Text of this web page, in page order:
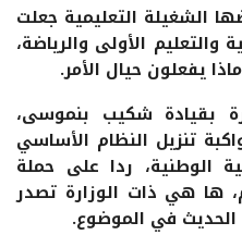
الشغيلة التعليمية جعلت
والتعليم الأولى والرياضة،
يفعلون حيال الأمر.
بقيادة شكيب بنموسى،
تنزيل النظام الأساسي
الوطنية، ردا على حملة
ها هي ذات الوزارة تصدر
الحديث في الموضوع.